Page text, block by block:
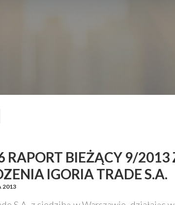
RAPORT BIEŻĄCY 9/
IGORIA TRADE S.A.
2013